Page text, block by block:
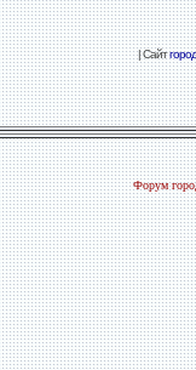
| Сайт
Форум